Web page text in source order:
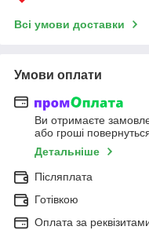
Всі умови доставки
Умови оплати
Ви отримаєте
або гроші
Детальніше
Післяплата
Готівкою
Оплата за